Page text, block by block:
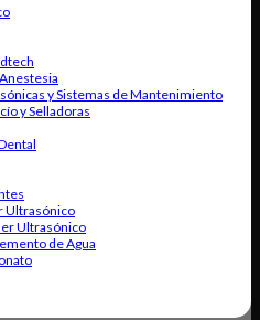
y Sistemas de Mantenimiento
y Selladoras
Ultrasónico
Ultrasónico
de Agua